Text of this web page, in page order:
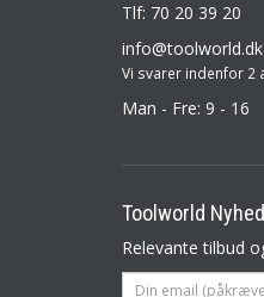
Tlf: 70 20 39 20
info@toolworld.dk
Vi svarer indenfor 2
Man - Fre: 9 - 16
Toolworld
Relevante tilbud